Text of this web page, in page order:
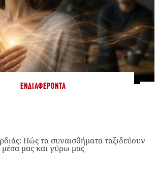
ΕΝΔΙΑΦΈΡΟΝΤΑ
Πώς τα συναισθήματα ταξιδεύουν
μέσα μας και γύρω μας